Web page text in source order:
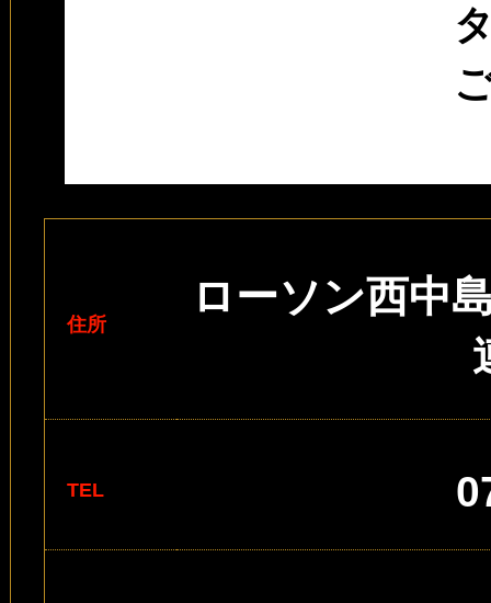
住所
ローソン西中
TEL